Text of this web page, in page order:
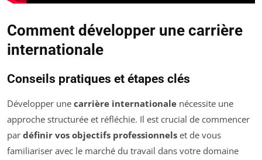
Comment développer une carrière
internationale
Conseils pratiques et étapes clés
Développer une carrière internationale nécessite une
approche structurée et réfléchie. Il est crucial de commencer
par définir vos objectifs professionnels et de vous
familiariser avec le marché du travail dans votre domaine